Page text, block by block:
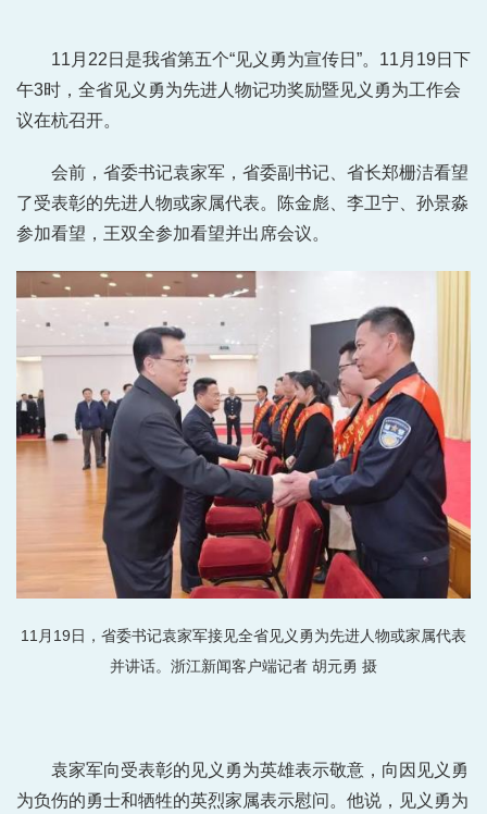
11月22日是我省第五个“见义勇为宣传日”。11月19日下
午3时，全省见义勇为先进人物记功奖励暨见义勇为工作会
议在杭召开。
会前，省委书记袁家军，省委副书记、省长郑栅洁看望
了受表彰的先进人物或家属代表。陈金彪、李卫宁、孙景淼
参加看望，王双全参加看望并出席会议。
11月19日，省委书记袁家军接见全省见义勇为先进人物或家属代表
并讲话。浙江新闻客户端记者 胡元勇 摄
袁家军向受表彰的见义勇为英雄表示敬意，向因见义勇
为负伤的勇士和牺牲的英烈家属表示慰问。他说，见义勇为